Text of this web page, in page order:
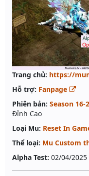
Trang chủ: https://
Hỗ trợ: Fanpage
Phiên bản: Season 16-
Đỉnh Cao
Loại Mu: Reset In
Thể loại: Mu Custom
Alpha Test: 02/04/2025